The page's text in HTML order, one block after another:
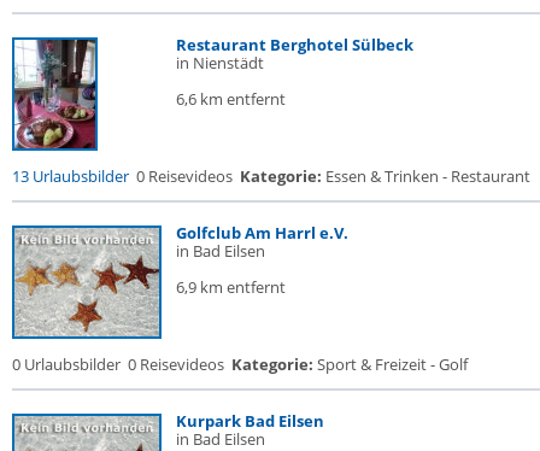
Restaurant Berghotel Sülbeck
in Nienstädt
6,6 km entfernt
13 Urlaubsbilder 0 Reisevideos Kategorie: Essen & Trinken - Restaurant
Golfclub Am Harrl e.V.
in Bad Eilsen
6,9 km entfernt
0 Urlaubsbilder 0 Reisevideos Kategorie: Sport & Freizeit - Golf
Kurpark Bad Eilsen
in Bad Eilsen